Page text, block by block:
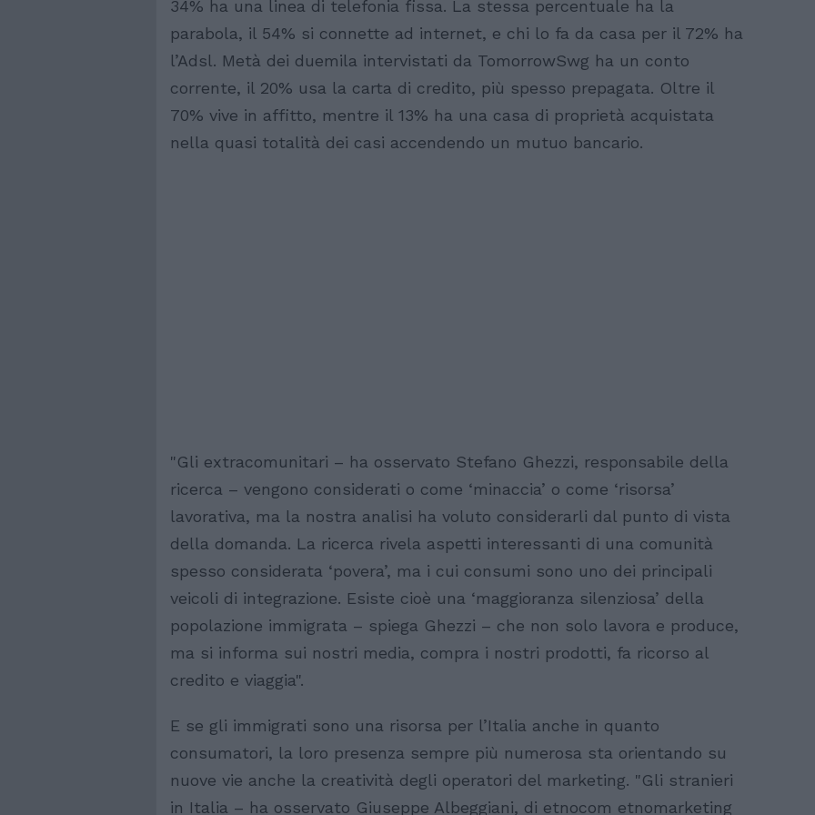
34% ha una linea di telefonia fissa. La stessa percentuale ha la
parabola, il 54% si connette ad internet, e chi lo fa da casa per il 72% ha
l’Adsl. Metà dei duemila intervistati da TomorrowSwg ha un conto
corrente, il 20% usa la carta di credito, più spesso prepagata. Oltre il
70% vive in affitto, mentre il 13% ha una casa di proprietà acquistata
nella quasi totalità dei casi accendendo un mutuo bancario.
"Gli extracomunitari – ha osservato Stefano Ghezzi, responsabile della
ricerca – vengono considerati o come ‘minaccia’ o come ‘risorsa’
lavorativa, ma la nostra analisi ha voluto considerarli dal punto di vista
della domanda. La ricerca rivela aspetti interessanti di una comunità
spesso considerata ‘povera’, ma i cui consumi sono uno dei principali
veicoli di integrazione. Esiste cioè una ‘maggioranza silenziosa’ della
popolazione immigrata – spiega Ghezzi – che non solo lavora e produce,
ma si informa sui nostri media, compra i nostri prodotti, fa ricorso al
credito e viaggia".
E se gli immigrati sono una risorsa per l’Italia anche in quanto
consumatori, la loro presenza sempre più numerosa sta orientando su
nuove vie anche la creatività degli operatori del marketing. "Gli stranieri
in Italia – ha osservato Giuseppe Albeggiani, di etnocom etnomarketing